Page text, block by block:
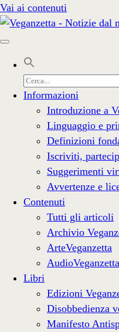
Vai ai contenuti
Cerca
per:
Informazioni
Introduzione a
Linguaggio e
Definizioni
Iscriviti,
Suggerimenti
Avvertenze e
Contenuti
Tutti gli articoli
Archivio
ArteVeganzetta
Libri
Edizioni
Disobbedienza
Manifesto